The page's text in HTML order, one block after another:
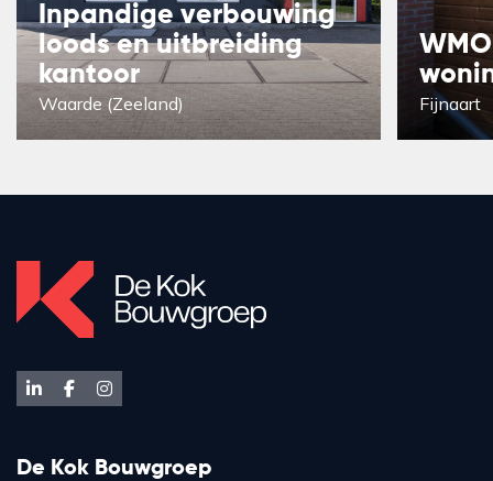
Inpandige verbouwing
loods en uitbreiding
kantoor
Waarde (Zeeland) Fijnaart
De Kok Bouwgroep